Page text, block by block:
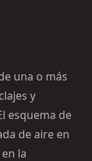
una o más
y
esquema de
de aire en
la